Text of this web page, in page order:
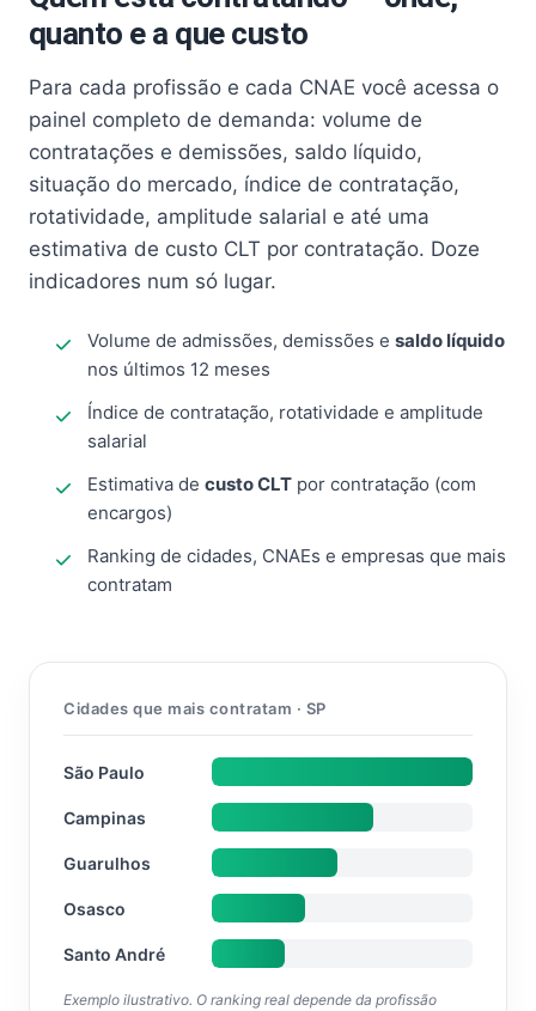
quanto e a que custo
Para cada profissão e cada CNAE você acessa o
painel completo de demanda: volume de
contratações e demissões, saldo líquido,
situação do mercado, índice de contratação,
rotatividade, amplitude salarial e até uma
estimativa de custo CLT por contratação. Doze
indicadores num só lugar.
Volume de admissões, demissões e saldo líquido
nos últimos 12 meses
Índice de contratação, rotatividade e amplitude
salarial
Estimativa de custo CLT por contratação (com
encargos)
Ranking de cidades, CNAEs e empresas que mais
contratam
Cidades que mais contratam · SP
São Paulo
Campinas
Guarulhos
Osasco
Santo André
Exemplo ilustrativo. O ranking real depende da profissão